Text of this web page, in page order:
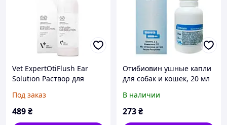
Vet ExpertOtiFlush Ear
Solution Раствор для
собак, 125 мл
Под заказ
489₴
Отибиовин ушные капли
для собак и кошек, 20 мл
В наличии
273₴